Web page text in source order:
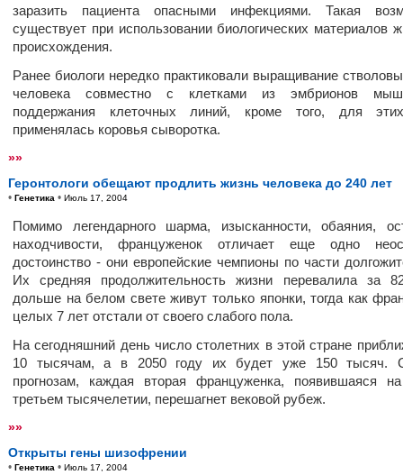
заразить пациента опасными инфекциями. Такая
существует при использовании биологических материалов
происхождения.
Ранее биологи нередко практиковали выращивание
человека совместно с клетками из эмбрионов
поддержания клеточных линий, кроме того, для
применялась коровья сыворотка.
»»
Геронтологи обещают продлить жизнь человека до 240 лет
• Генетика • Июль 17, 2004
Помимо легендарного шарма, изысканности, обаяния,
находчивости, француженок отличает еще одно
достоинство - они европейские чемпионы по части
Их средняя продолжительность жизни перевалила за
дольше на белом свете живут только японки, тогда как
целых 7 лет отстали от своего слабого пола.
На сегодняшний день число столетних в этой стране
10 тысячам, а в 2050 году их будет уже 150 тысяч.
прогнозам, каждая вторая француженка, появившаяся
третьем тысячелетии, перешагнет вековой рубеж.
»»
Открыты гены шизофрении
• Генетика • Июль 17, 2004